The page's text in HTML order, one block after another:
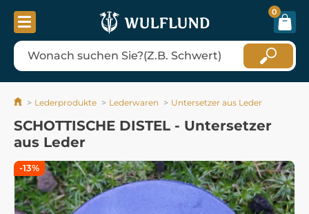
0
Lederprodukte Lederwaren Untersetzer aus Leder
SCHOTTISCHE DISTEL - Untersetzer
aus Leder
-13%